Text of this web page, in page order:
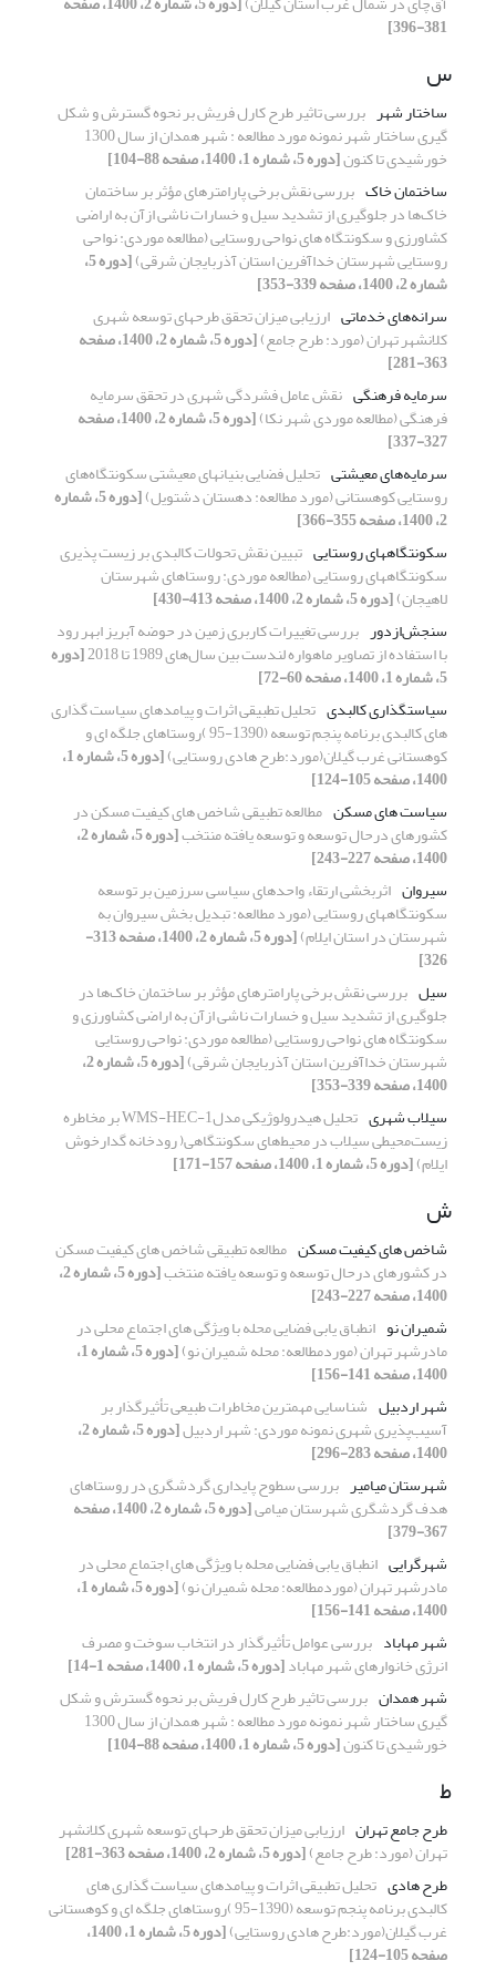
381-396]
س
ساختار شهر بررسی تاثیر طرح کارل فریش بر نحوه گسترش و شکل
گیری ساختار شهر نمونه مورد مطالعه : شهر همدان از سال 1300
خورشیدی تا کنون[دوره 5، شماره 1، 1400، صفحه 88-104]
ساختمان خاک بررسی نقش برخی پارامترهای مؤثر بر ساختمان
خاک‌ها در جلوگیری از تشدید سیل و خسارات ناشی ازآن به اراضی
کشاورزی و سکونتگاه های نواحی روستایی (مطالعه موردی: نواحی
روستایی شهرستان خداآفرین استان آذربایجان شرقی) [دوره 5،
شماره 2، 1400، صفحه 339-353]
سرانه‌های خدماتی ارزیابی میزان تحقق طرحهای توسعه شهری
کلانشهر تهران (مورد: طرح جامع) [دوره 5، شماره 2، 1400، صفحه
363-281]
سرمایه فرهنگی نقش عامل فشردگی شهری در تحقق سرمایه
فرهنگی (مطالعه موردی شهر نکا) [دوره 5، شماره 2، 1400، صفحه
327-337]
سرمایه‌های معیشتی
تحلیل فضایی بنیان‎های معیشتی سکونتگاه‌های
روستایی کوهستانی (مورد مطالعه: دهستان دشتویل) [دوره 5، شماره
2، 1400، صفحه 355-366]
سکونتگاههای روستایی تبیین نقش تحولات کالبدی بر زیست پذیری
سکونتگاههای روستایی (مطالعه موردی: روستاهای شهرستان
لاهیجان)[دوره 5، شماره 2، 1400، صفحه 413-430]
سنجش‌ازدور بررسی تغییرات کاربری زمین در حوضه آبریز ابهر رود
با استفاده از تصاویر ماهواره لندست بین سال‌های 1989 تا 2018 [دوره
5، شماره 1، 1400، صفحه 60-72]
سیاستگذاری کالبدی تحلیل تطبیقی اثرات و پیامدهای سیاست گذاری
های کالبدی برنامه پنجم توسعه (1390-95 )روستاهای جلگه ای و
کوهستانی غرب گیلان(مورد:طرح هادی روستایی) [دوره 5، شماره 1،
1400، صفحه 105-124]
سیاست های مسکن مطالعه تطبیقی شاخص های کیفیت مسکن در
کشورهای درحال توسعه و توسعه یافته منتخب [دوره 5، شماره 2،
1400، صفحه 227-243]
سیروان اثربخشی ارتقاء واحدهای سیاسی سرزمین بر توسعه
سکونتگاه‎های روستایی (مورد مطالعه: تبدیل بخش سیروان به
شهرستان در استان ایلام) [دوره 5، شماره 2، 1400، صفحه 313-
326]
سیل بررسی نقش برخی پارامترهای مؤثر بر ساختمان خاک‌ها در
جلوگیری از تشدید سیل و خسارات ناشی ازآن به اراضی کشاورزی و
سکونتگاه های نواحی روستایی (مطالعه موردی: نواحی روستایی
شهرستان خداآفرین استان آذربایجان شرقی) [دوره 5، شماره 2،
1400، صفحه 339-353]
سیلاب شهری
تحلیل هیدرولوژیکی مدلWMS-HEC-1 بر مخاطره
زیست‌محیطی سیلاب در محیط‌های سکونتگاهی( رودخانه گدار‌خوش
ایلام)[دوره 5، شماره 1، 1400، صفحه 157-171]
ش
شاخص های کیفیت مسکن مطالعه تطبیقی شاخص های کیفیت مسکن
در کشورهای درحال توسعه و توسعه یافته منتخب [دوره 5، شماره 2،
1400، صفحه 227-243]
شمیران نو انطباق یابی فضایی محله با ویژگی های اجتماع محلی در
مادرشهر تهران (موردمطالعه: محله شمیران نو) [دوره 5، شماره 1،
1400، صفحه 141-156]
شهر اردبیل شناسایی مهمترین مخاطرات طبیعی تأثیر‌گذار بر
آسیب‌پذیری شهری نمونه موردی: شهر اردبیل [دوره 5، شماره 2،
1400، صفحه 283-296]
شهرستان میامیر بررسی سطوح پایداری گردشگری در روستاهای
هدف گردشگری شهرستان میامی [دوره 5، شماره 2، 1400، صفحه
367-379]
شهرگرایی انطباق یابی فضایی محله با ویژگی های اجتماع محلی در
مادرشهر تهران (موردمطالعه: محله شمیران نو) [دوره 5، شماره 1،
1400، صفحه 141-156]
شهر مهاباد بررسی عوامل تأثیرگذار در انتخاب سوخت و مصرف
انرژی خانوارهای شهر مهاباد[دوره 5، شماره 1، 1400، صفحه 1-14]
شهر همدان بررسی تاثیر طرح کارل فریش بر نحوه گسترش و شکل
گیری ساختار شهر نمونه مورد مطالعه : شهر همدان از سال 1300
خورشیدی تا کنون[دوره 5، شماره 1، 1400، صفحه 88-104]
ط
طرح جامع تهران ارزیابی میزان تحقق طرحهای توسعه شهری کلانشهر
تهران (مورد: طرح جامع)[دوره 5، شماره 2، 1400، صفحه 363-281]
طرح هادی تحلیل تطبیقی اثرات و پیامدهای سیاست گذاری های
کالبدی برنامه پنجم توسعه (1390-95 )روستاهای جلگه ای و کوهستانی
غرب گیلان(مورد:طرح هادی روستایی) [دوره 5، شماره 1، 1400،
صفحه 105-124]